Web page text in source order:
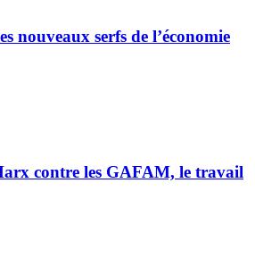
nouveaux serfs de l’économie
contre les GAFAM, le travail